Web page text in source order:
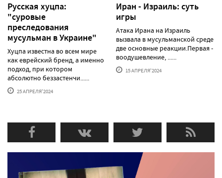
Русская хуцпа:
"суровые
преследования
мусульман в Украине"
Хуцпа известна во всем мире
как еврейский бренд, а именно
подход, при котором
абсолютно беззастенчи......
25 АПРЕЛЯ'2024
Иран - Израиль: суть
игры
Атака Ирана на Израиль
вызвала в мусульманской среде
две основные реакции.Первая -
воодушевление, ......
15 АПРЕЛЯ'2024